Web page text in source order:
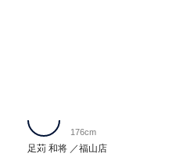
足苅 和将 福山店
176cm